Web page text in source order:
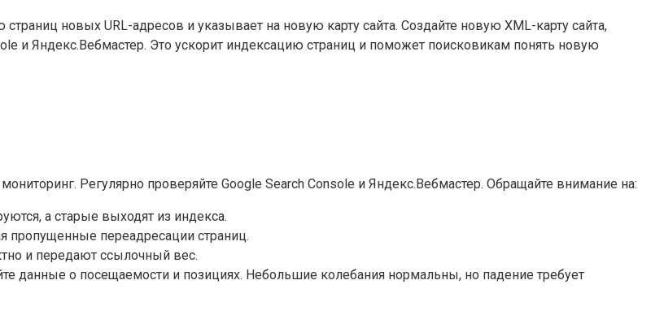
новых URL-адресов и указывает на новую карту сайта. Создайте новую XML-карту сайта,
и Яндекс.Вебмастер. Это ускорит индексацию страниц и поможет поисковикам понять новую
Регулярно проверяйте Google Search Console и Яндекс.Вебмастер. Обращайте внимание на:
а старые выходят из индекса.
пропущенные переадресации страниц.
и передают ссылочный вес.
данные о посещаемости и позициях. Небольшие колебания нормальны, но падение требует